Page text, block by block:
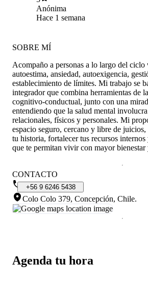
Anónima
Hace 1 semana
Agenda tu hora
SOBRE MÍ
Acompaño a personas a lo largo del ciclo
autoestima, ansiedad, autoexigencia,
establecimiento de límites. Mi trabajo se
integrador que combina herramientas de
cognitivo-conductual, junto con una
entendiendo que la salud mental
relacionales, físicos y personales. Mi
espacio seguro, cercano y libre de
tu historia, fortalecer tus recursos
que te permitan vivir con mayor
CONTACTO
+56 9 6246 5438
Colo Colo 379, Concepción, Chile.